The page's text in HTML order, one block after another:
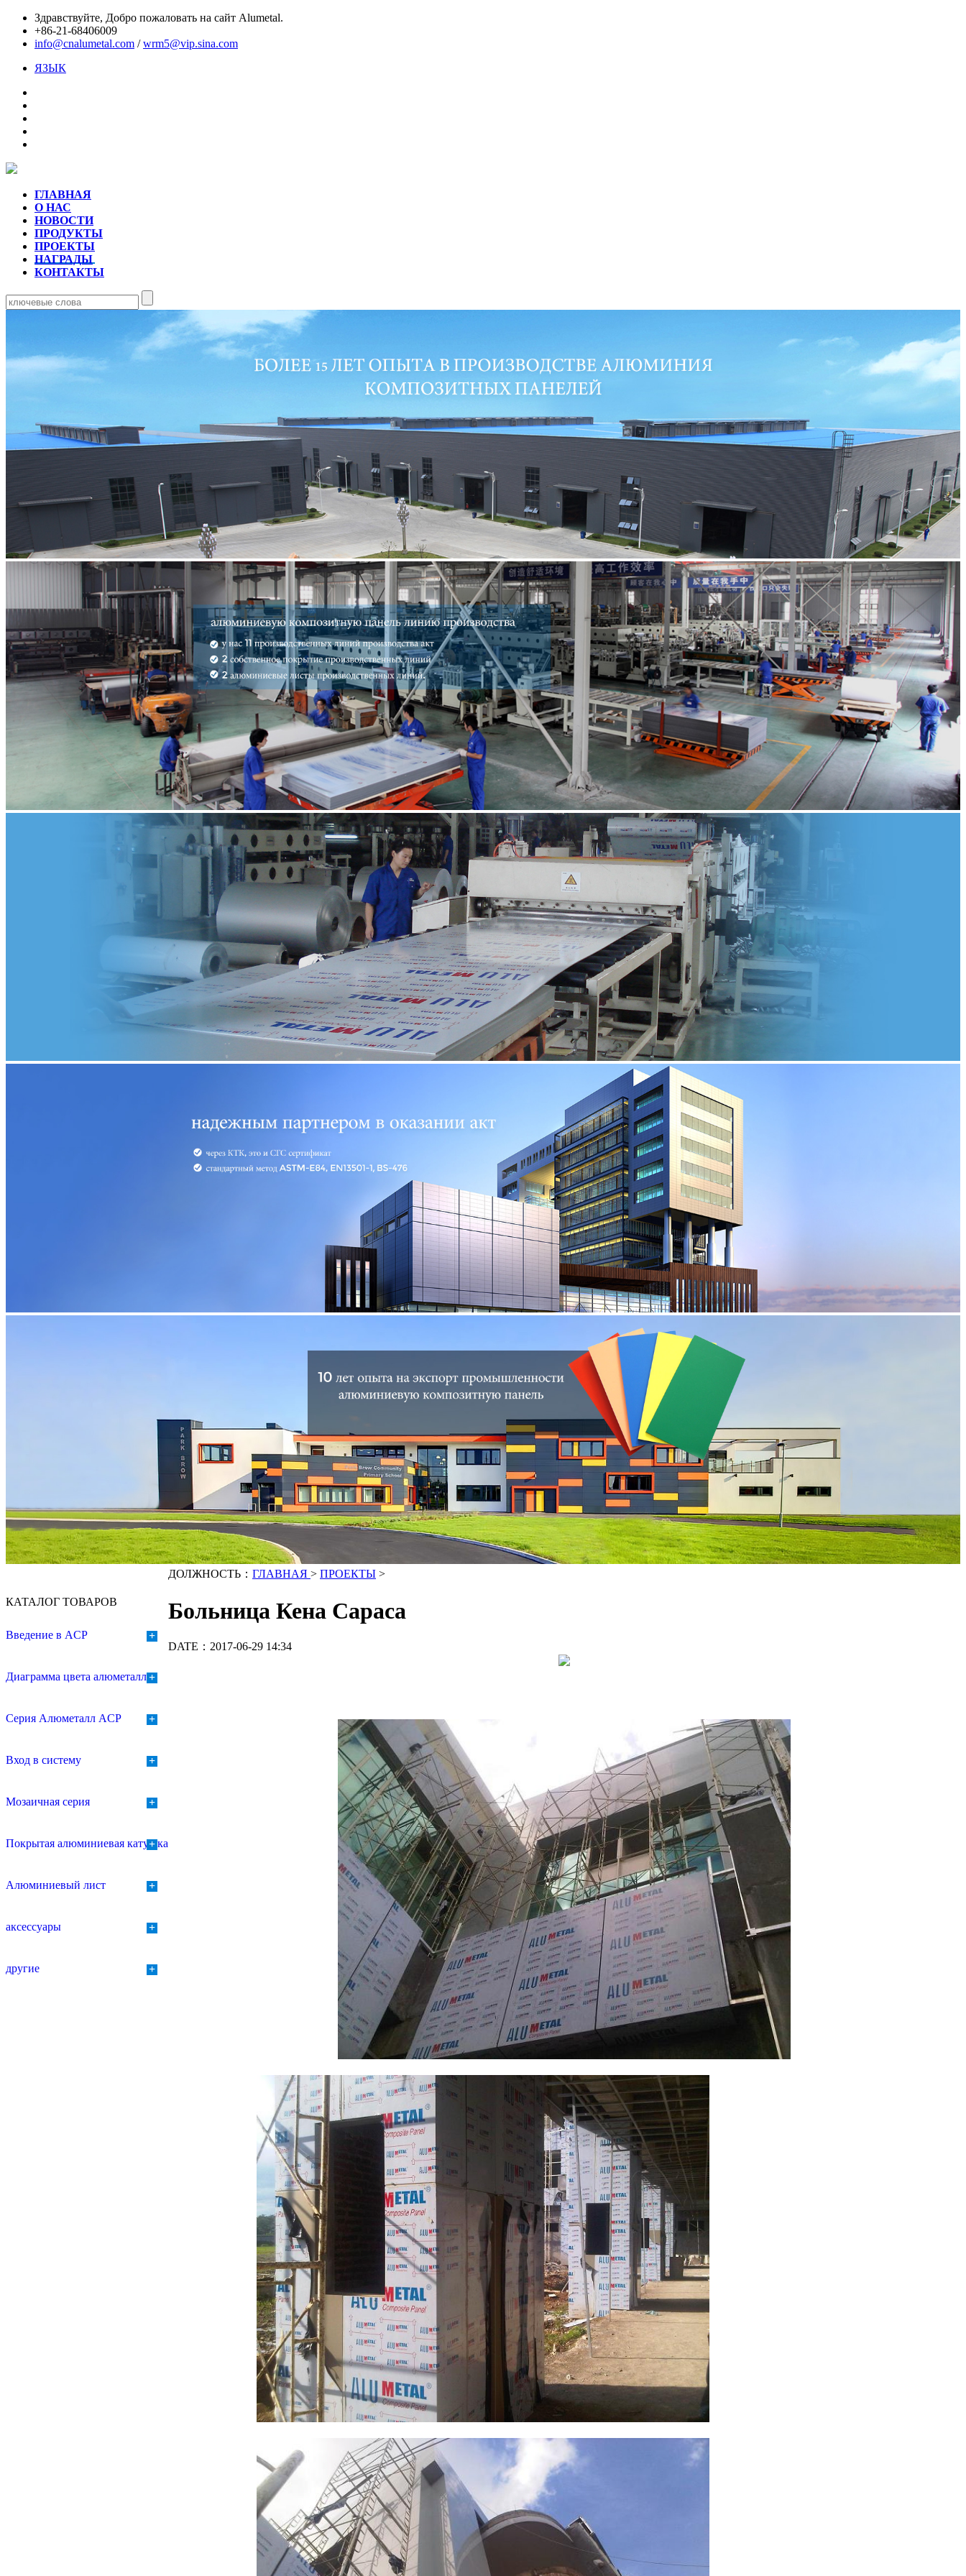
Здравствуйте, Добро пожаловать на сайт Alumetal.
+86-21-68406009
info@cnalumetal.com /wrm5@vip.sina.com
ЯЗЫК
ГЛАВНАЯ
О НАС
НОВОСТИ
ПРОДУКТЫ
ПРОЕКТЫ
НАГРАДЫ
КОНТАКТЫ
КАТАЛОГ ТОВАРОВ
Введение в ACP +
Диаграмма цвета алюметалла+
Серия Алюметалл ACP +
Вход в систему +
Мозаичная серия +
Покрытая алюминиевая катушка
+
Алюминиевый лист +
аксессуары +
другие +
ДОЛЖНОСТЬ： ГЛАВНАЯ > ПРОЕКТЫ >
Больница Кена Сараса
DATE：2017-06-29 14:34